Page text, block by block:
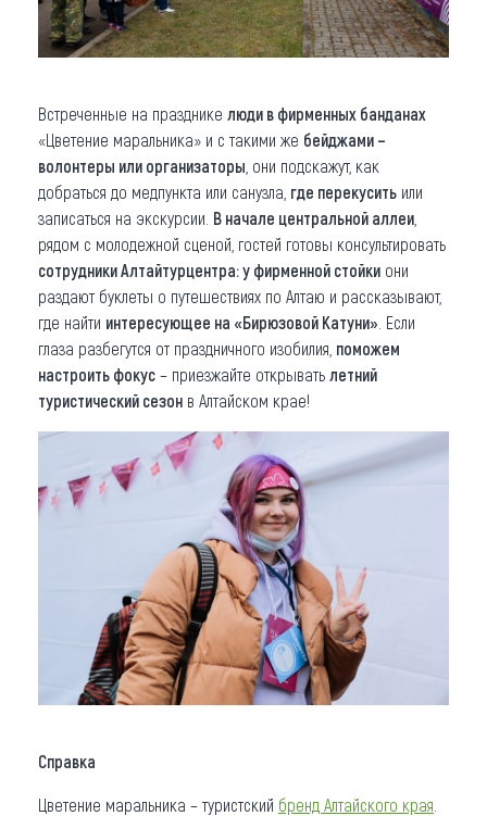
Встреченные на празднике люди в фирменных банданах
«Цветение маральника» и с такими же бейджами –
волонтеры или организаторы , они подскажут, как
добраться до медпункта или санузла, где перекусить или
записаться на экскурсии. В начале центральной аллеи
рядом с молодежной сценой, гостей готовы консультировать
сотрудники Алтайтурцентра: у фирменной стойки они
раздают буклеты о путешествиях по Алтаю и рассказывают,
где найти интересующее на «Бирюзовой Катуни» . Если
глаза разбегутся от праздничного изобилия, поможем
настроить фокус – приезжайте открывать летний
туристический сезон в Алтайском крае!
Справка
Цветение маральника – туристский бренд Алтайского края